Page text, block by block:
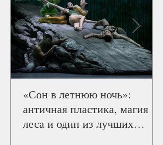
«Сон в летнюю ночь»:
античная пластика, магия
леса и один из лучших